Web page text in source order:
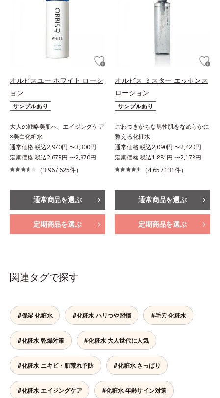
オルビスユー ホワイト ローシ
ョン
サンプルあり
大人の戦略美肌へ、エイジングケア
×美白化粧水
通常価格 税込2,970円 〜3,300円
定期価格 税込2,673円 〜2,970円
（3.96 / 625件）
通常商品を選ぶ
定期商品を選ぶ
オルビス ミスター エッセンス
ローション
サンプルあり
ごわつきがちな男性肌をなめらかに
整える化粧水
通常価格 税込2,090円 〜2,420円
定期価格 税込1,881円 〜2,178円
（4.65 / 131件）
通常商品を選ぶ
定期商品を選ぶ
関連タグで探す
#保湿 化粧水 #化粧水 ハリつや習慣 #毛穴 化粧水
#化粧水 乾燥対策 #化粧水 大人世代に人気
#化粧水 ニキビ・肌荒れ予防 #化粧水 さっぱり
#化粧水 エイジングケア #化粧水 年齢サイン対策